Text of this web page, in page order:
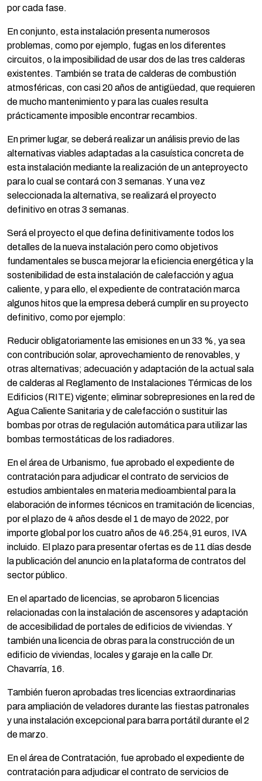
por cada fase.
En conjunto, esta instalación presenta numerosos
problemas, como por ejemplo, fugas en los diferentes
circuitos, o la imposibilidad de usar dos de las tres calderas
existentes. También se trata de calderas de combustión
atmosféricas, con casi 20 años de antigüedad, que requieren
de mucho mantenimiento y para las cuales resulta
prácticamente imposible encontrar recambios.
En primer lugar, se deberá realizar un análisis previo de las
alternativas viables adaptadas a la casuística concreta de
esta instalación mediante la realización de un anteproyecto
para lo cual se contará con 3 semanas. Y una vez
seleccionada la alternativa, se realizará el proyecto
definitivo en otras 3 semanas.
Será el proyecto el que defina definitivamente todos los
detalles de la nueva instalación pero como objetivos
fundamentales se busca mejorar la eficiencia energética y la
sostenibilidad de esta instalación de calefacción y agua
caliente, y para ello, el expediente de contratación marca
algunos hitos que la empresa deberá cumplir en su proyecto
definitivo, como por ejemplo:
Reducir obligatoriamente las emisiones en un 33 %, ya sea
con contribución solar, aprovechamiento de renovables, y
otras alternativas; adecuación y adaptación de la actual sala
de calderas al Reglamento de Instalaciones Térmicas de los
Edificios (RITE) vigente; eliminar sobrepresiones en la red de
Agua Caliente Sanitaria y de calefacción o sustituir las
bombas por otras de regulación automática para utilizar las
bombas termostáticas de los radiadores.
En el área de Urbanismo, fue aprobado el expediente de
contratación para adjudicar el contrato de servicios de
estudios ambientales en materia medioambiental para la
elaboración de informes técnicos en tramitación de licencias,
por el plazo de 4 años desde el 1 de mayo de 2022, por
importe global por los cuatro años de 46.254,91 euros, IVA
incluido. El plazo para presentar ofertas es de 11 días desde
la publicación del anuncio en la plataforma de contratos del
sector público.
En el apartado de licencias, se aprobaron 5 licencias
relacionadas con la instalación de ascensores y adaptación
de accesibilidad de portales de edificios de viviendas. Y
también una licencia de obras para la construcción de un
edificio de viviendas, locales y garaje en la calle Dr.
Chavarría, 16.
También fueron aprobadas tres licencias extraordinarias
para ampliación de veladores durante las fiestas patronales
y una instalación excepcional para barra portátil durante el 2
de marzo.
En el área de Contratación, fue aprobado el expediente de
contratación para adjudicar el contrato de servicios de